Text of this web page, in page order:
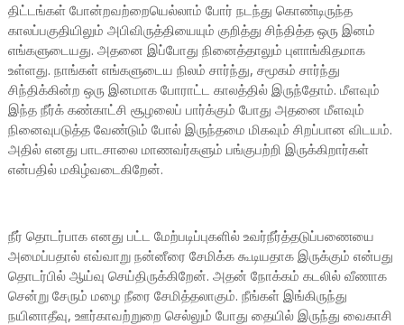
திட்டங்கள் போன்றவற்றையெல்லாம் போர் நடந்து கொண்டிருந்த
காலப்பகுதியிலும் அபிவிருத்தியையும் குறித்து சிந்தித்த ஒரு இனம்
எங்களுடையது. அதனை இப்போது நினைத்தாலும் புளாங்கிதமாக
உள்ளது. நாங்கள் எங்களுடைய நிலம் சார்ந்து, சமூகம் சார்ந்து
சிந்திக்கின்ற ஒரு இனமாக போராட்ட காலத்தில் இருந்தோம். மீளவும்
இந்த நீர்க் கண்காட்சி சூழலைப் பார்க்கும் போது அதனை மீளவும்
நினைவுபடுத்த வேண்டும் போல் இருந்தமை மிகவும் சிறப்பான விடயம்.
அதில் எனது பாடசாலை மாணவர்களும் பங்குபற்றி இருக்கிறார்கள்
என்பதில் மகிழ்வடைகிறேன்.
நீர் தொடர்பாக எனது பட்ட மேற்படிப்புகளில் உவர்நீர்த்தடுப்பணையை
அமைப்பதால் எவ்வாறு நன்னீரை சேமிக்க கூடியதாக இருக்கும் என்பது
தொடர்பில் ஆய்வு செய்திருக்கிறேன். அதன் நோக்கம் கடலில் வீணாக
சென்று சேரும் மழை நீரை சேமித்தலாகும். நீங்கள் இங்கிருந்து
நயினாதீவு, ஊர்காவற்றுறை செல்லும் போது தையில் இருந்து வைகாசி